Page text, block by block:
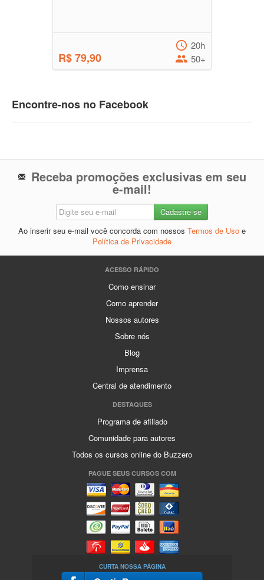
R$ 79,90
20h
50+
Encontre-nos no Facebook
Receba promoções exclusivas em seu
e-mail!
Ao inserir seu e-mail você concorda com nossos Termos de Uso e
Política de Privacidade
ACESSO RÁPIDO
Como ensinar
Como aprender
Nossos autores
Sobre nós
Blog
Imprensa
Central de atendimento
DESTAQUES
Programa de afiliado
Comunidade para autores
Todos os cursos online do Buzzero
PAGUE SEUS CURSOS COM
CURTA NOSSA PÁGINA